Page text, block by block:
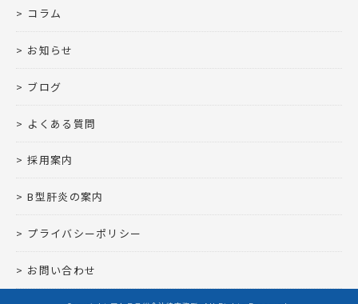
コラム
お知らせ
ブログ
よくある質問
採用案内
B型肝炎の案内
プライバシーポリシー
お問い合わせ